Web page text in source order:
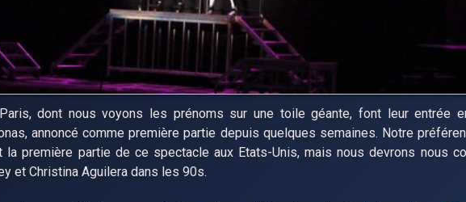
dont nous voyons les prénoms sur une toile géante, font leur entrée
annoncé comme première partie depuis quelques semaines. Notre
la première partie de ce spectacle aux Etats-Unis, mais nous devrons nous
et Christina Aguilera dans les 90s.